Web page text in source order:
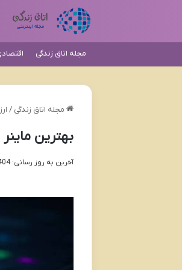
مجله اتاق زندگی
مجله اتاق زندگی /
بهترین
آخرین به روز رسانی: 05/06/1404